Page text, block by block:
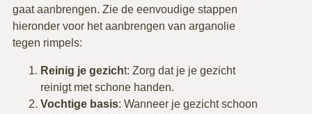
gaat aanbrengen. Zie de eenvoudige stappen
hieronder voor het aanbrengen van arganolie
tegen rimpels:
Reinig je gezicht: Zorg dat je je gezicht
reinigt met schone handen.
Vochtige basis: Wanneer je gezicht schoon